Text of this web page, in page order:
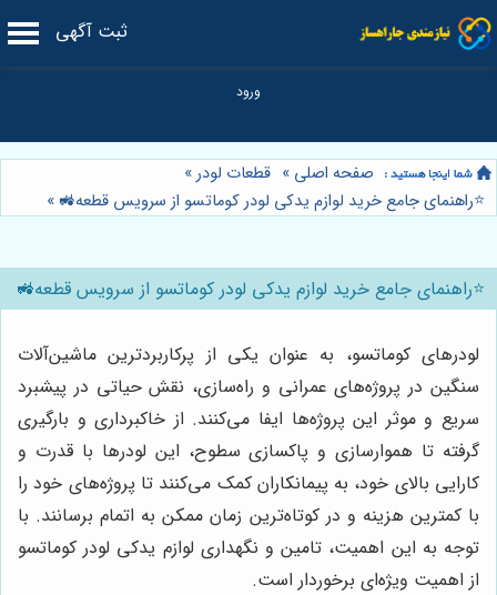
ثبت آگهی
صفحه اصلی » قطعات لودر»
⭐️راهنمای جامع خرید لوازم یدکی لودر کوماتسو از سرویس قطعه🚜 »
⭐️راهنمای جامع خرید لوازم یدکی لودر کوماتسو از سرویس قطعه🚜
لودرهای کوماتسو، به عنوان یکی از پرکاربردترین ماشین‌آلات
سنگین در پروژه‌های عمرانی و راه‌سازی، نقش حیاتی در پیشبرد
سریع و موثر این پروژه‌ها ایفا می‌کنند. از خاکبرداری و بارگیری
گرفته تا هموارسازی و پاکسازی سطوح، این لودرها با قدرت و
کارایی بالای خود، به پیمانکاران کمک می‌کنند تا پروژه‌های خود را
با کمترین هزینه و در کوتاه‌ترین زمان ممکن به اتمام برسانند. با
توجه به این اهمیت، تامین و نگهداری لوازم یدکی لودر کوماتسو
از اهمیت ویژه‌ای برخوردار است.